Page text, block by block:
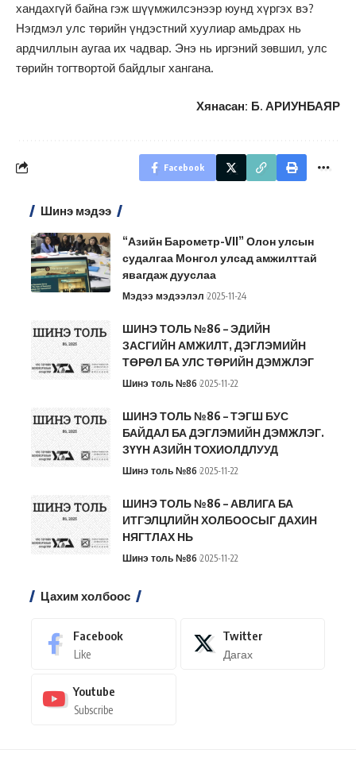
хандахгүй байна гэж шүүмжилсэнээр юунд хүргэх вэ?
Нэгдмэл улс төрийн үндэстний хуулиар амьдрах нь
ардчиллын аугаа их чадвар. Энэ нь иргэний зөвшил, улс
төрийн тогтвортой байдлыг хангана.
Хянасан: Б. АРИУНБАЯР
Facebook
Шинэ мэдээ
“Азийн Барометр-VII” Олон улсын
судалгаа Монгол улсад амжилттай
явагдаж дууслаа
Мэдээ мэдээлэл 2025-11-24
ШИНЭ ТОЛЬ №86 – ЭДИЙН
ЗАСГИЙН АМЖИЛТ, ДЭГЛЭМИЙН
ТӨРӨЛ БА УЛС ТӨРИЙН ДЭМЖЛЭГ
Шинэ толь №86 2025-11-22
ШИНЭ ТОЛЬ №86 – ТЭГШ БУС
БАЙДАЛ БА ДЭГЛЭМИЙН ДЭМЖЛЭГ.
ЗҮҮН АЗИЙН ТОХИОЛДЛУУД
Шинэ толь №86 2025-11-22
ШИНЭ ТОЛЬ №86 – АВЛИГА БА
ИТГЭЛЦЛИЙН ХОЛБООСЫГ ДАХИН
НЯГТЛАХ НЬ
Шинэ толь №86 2025-11-22
Цахим холбоос
Facebook
Like
Twitter
Дагах
Youtube
Subscribe